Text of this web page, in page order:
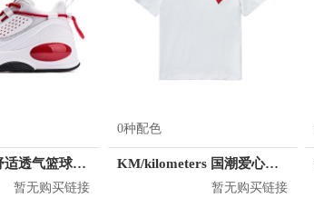
贵人鸟 高帮舒适透气篮球鞋 L04511
暂无购买链接
0种配色
KM/kilometers 国潮爱心短袖T恤 M2X2108466
暂无购买链接